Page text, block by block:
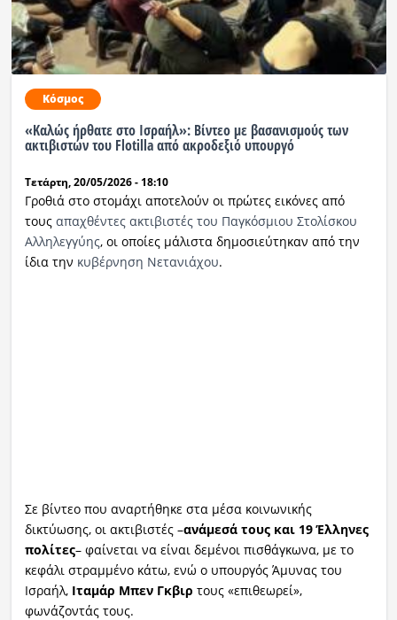
Κόσμος
«Καλώς ήρθατε στο Ισραήλ»: Βίντεο με βασανισμούς των
ακτιβιστών του Flotilla από ακροδεξιό υπουργό
Τετάρτη, 20/05/2026 - 18:10
Γροθιά στο στομάχι αποτελούν οι πρώτες εικόνες από
τους απαχθέντες ακτιβιστές του Παγκόσμιου Στολίσκου
Αλληλεγγύης, οι οποίες μάλιστα δημοσιεύτηκαν από την
ίδια την κυβέρνηση Νετανιάχου.
Σε βίντεο που αναρτήθηκε στα μέσα κοινωνικής
δικτύωσης, οι ακτιβιστές –ανάμεσά τους και 19 Έλληνες
πολίτες– φαίνεται να είναι δεμένοι πισθάγκωνα, με το
κεφάλι στραμμένο κάτω, ενώ ο υπουργός Άμυνας του
Ισραήλ, Ιταμάρ Μπεν Γκβιρ τους «επιθεωρεί»,
φωνάζοντάς τους.